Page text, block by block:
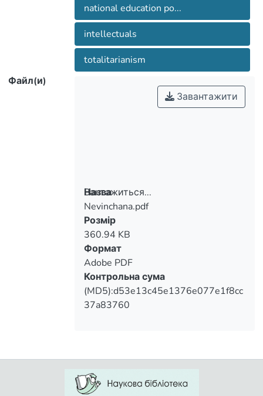
national education po...
intellectuals
totalitarianism
Файл(и)
Вантажиться...
Вантажиться...
Завантажити
Назва
Nevinchana.pdf
Розмір
360.94 KB
Формат
Adobe PDF
Контрольна сума
(MD5):d53e13c45e1376e077e1f8cc
37a83760